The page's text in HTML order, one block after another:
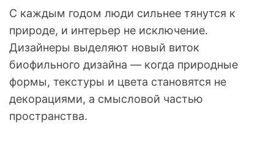
С каждым годом люди сильнее тянутся к
природе, и интерьер не исключение.
Дизайнеры выделяют новый виток
биофильного дизайна — когда природные
формы, текстуры и цвета становятся не
декорациями, а смысловой частью
пространства.